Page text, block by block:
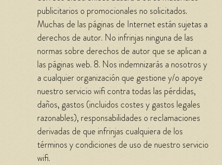
publicitarios o promocionales no solicitados.
Muchas de las páginas de Internet están sujetas a
derechos de autor. No infrinjas ninguna de las
normas sobre derechos de autor que se aplican a
las páginas web. 8. Nos indemnizarás a nosotros y
a cualquier organización que gestione y/o apoye
nuestro servicio wifi contra todas las pérdidas,
daños, gastos (incluidos costes y gastos legales
razonables), responsabilidades o reclamaciones
derivadas de que infrinjas cualquiera de los
términos y condiciones de uso de nuestro servicio
wifi.